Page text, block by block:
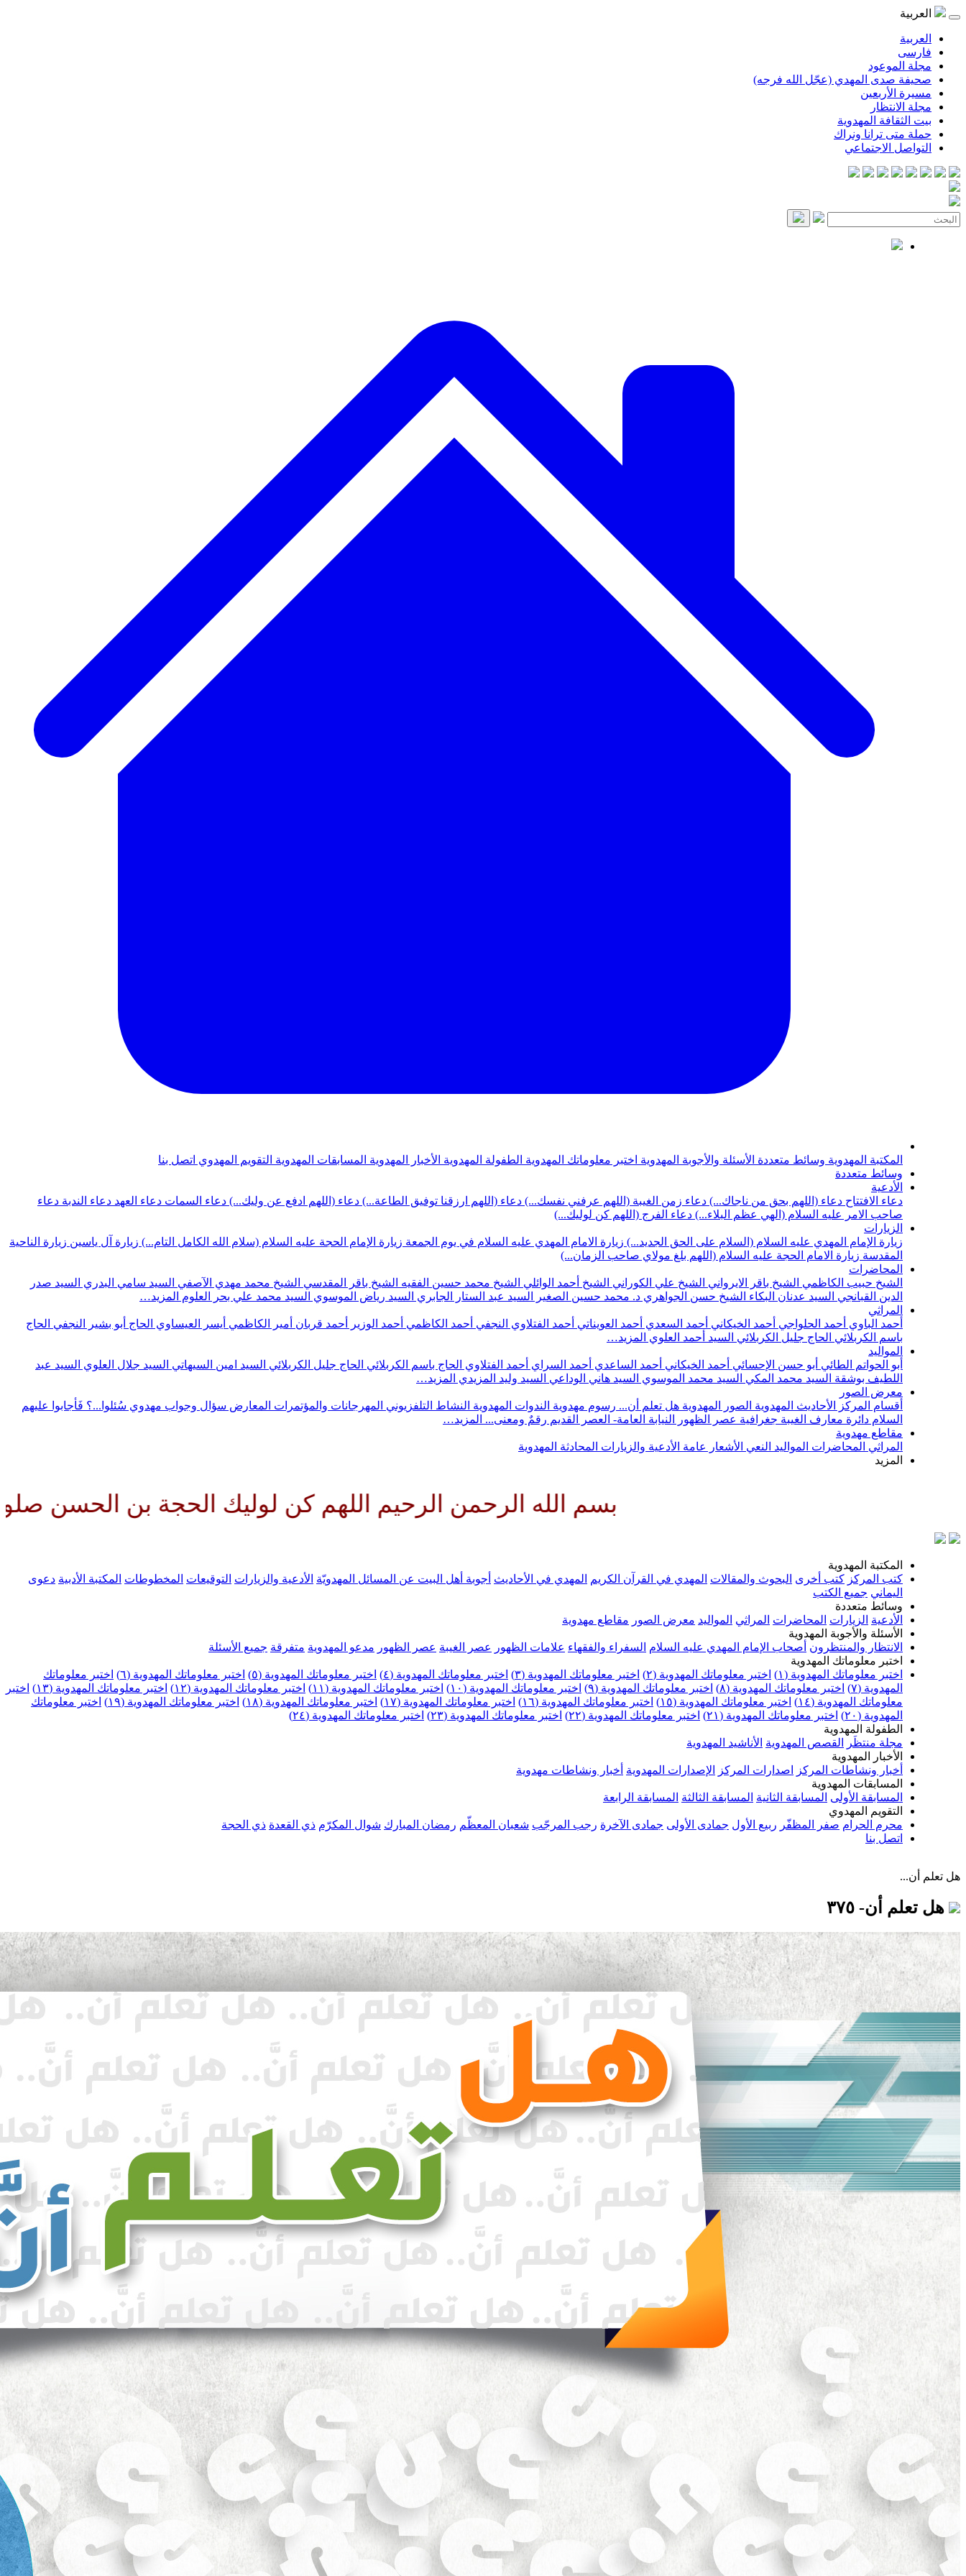
العربية
العربية
فارسی
مجلة الموعود
صحيفة صدى المهدي (عجّل الله فرجه)
مسيرة الأربعين
مجلة الانتظار
بيت الثقافة المهدوية
حملة متى ترانا ونراك
التواصل الاجتماعي
المكتبة المهدوية وسائط متعددة الأسئلة والأجوبة المهدوية اختبر معلوماتك المهدوية الطفولة المهدوية الأخبار المهدوية المسابقات المهدوية التقويم المهدوي اتصل بنا
وسائط متعددة
الأدعية
دعاء الافتتاح دعاء (اللهم بحق من ناجاك...) دعاء زمن الغيبة (اللهم عرفني نفسك...) دعاء (اللهم ارزقنا توفيق الطاعة...) دعاء (اللهم ادفع عن وليك...) دعاء السمات دعاء العهد دعاء الندبة دعاء
صاحب الامر عليه السلام (الهي عظم البلاء...) دعاء الفرج (اللهم كن لوليك...)
الزيارات
زيارة الإمام المهدي عليه السلام (السلام على الحق الجديد...) زيارة الامام المهدي عليه السلام في يوم الجمعة زيارة الإمام الحجة عليه السلام (سلام الله الكامل التام...) زيارة آل ياسين زيارة الناحية
المقدسة زيارة الامام الحجة عليه السلام (اللهم بلغ مولاي صاحب الزمان...)
المحاضرات
الشيخ حبيب الكاظمي الشيخ باقر الايرواني الشيخ علي الكوراني الشيخ أحمد الوائلي الشيخ محمد حسين الفقيه الشيخ باقر المقدسي الشيخ محمد مهدي الآصفي السيد سامي البدري السيد صدر
الدين القبانجي السيد عدنان البكاء الشيخ حسن الجواهري د. محمد حسين الصغير السيد عبد الستار الجابري السيد رياض الموسوي السيد محمد علي بحر العلوم المزيد…
المراثي
أحمد الباوي أحمد الحلواجي أحمد الخيكاني أحمد السعدي أحمد العويناتي أحمد الفتلاوي النجفي أحمد الكاظمي أحمد الوزير أحمد قربان أمير الكاظمي أيسر العيساوي الحاج أبو بشير النجفي الحاج
باسم الكربلائي الحاج جليل الكربلائي السيد أحمد العلوي المزيد…
المواليد
أبو الحواتم الطائي أبو حسن الإحسائي أحمد الخيكاني أحمد الساعدي أحمد السراي أحمد الفتلاوي الحاج باسم الكربلائي الحاج جليل الكربلائي السيد امين السيهاتي السيد جلال العلوي السيد عبد
اللطيف بوشقة السيد محمد المكي السيد محمد الموسوي السيد هاني الوداعي السيد وليد المزيدي المزيد…
معرض الصور
أقسام المركز
الأحاديث المهدوية الصور المهدوية هل تعلم أن... رسوم مهدوية الندوات المهدوية النشاط التلفزيوني المهرجانات والمؤتمرات المعارض سؤال وجواب مهدوي سُئلوا...؟ فَأجابوا عليهم
السلام دائرة معارف الغيبة جغرافية عصر الظهور النيابة العامة- العصر القديم رقمٌ ومعنى... المزيد…
مقاطع مهدوية
المراثي المحاضرات المواليد النعي الأشعار عامة الأدعية والزيارات المحادثة المهدوية
المزيد
بسم الله الرحمن الرحيم اللهم كن لوليك الحجة بن الحسن صلواتك عليه
المكتبة المهدوية
كتب المركز كتب أخرى البحوث والمقالات المهدي في القرآن الكريم المهدي في الأحاديث أجوبة أهل البيت عن المسائل المهدويّة الأدعية والزيارات التوقيعات المخطوطات المكتبة الأدبية دعوى
اليماني جميع الكتب
وسائط متعددة
الأدعية الزيارات المحاضرات المراثي المواليد معرض الصور مقاطع مهدوية
الأسئلة والأجوبة المهدوية
الانتظار والمنتظرون أصحاب الإمام المهدي عليه السلام السفراء والفقهاء علامات الظهور عصر الغيبة عصر الظهور مدعو المهدوية متفرقة جميع الأسئلة
اختبر معلوماتك المهدوية
اختبر معلوماتك المهدوية (١)
اختبر معلوماتك المهدوية (٢) اختبر معلوماتك المهدوية (٣) اختبر معلوماتك المهدوية (٤) اختبر معلوماتك المهدوية (٥) اختبر معلوماتك المهدوية (٦)
اختبر معلوماتك
المهدوية (٧)
اختبر معلوماتك المهدوية (٨) اختبر معلوماتك المهدوية (٩) اختبر معلوماتك المهدوية (١٠) اختبر معلوماتك المهدوية (١١) اختبر معلوماتك المهدوية (١٢) اختبر معلوماتك المهدوية (١٣)
اختبر
معلوماتك المهدوية (١٤)
اختبر معلوماتك المهدوية (١٥) اختبر معلوماتك المهدوية (١٦) اختبر معلوماتك المهدوية (١٧) اختبر معلوماتك المهدوية (١٨) اختبر معلوماتك المهدوية (١٩)
اختبر معلوماتك
المهدوية (٢٠)
اختبر معلوماتك المهدوية (٢١) اختبر معلوماتك المهدوية (٢٢) اختبر معلوماتك المهدوية (٢٣)
اختبر معلوماتك المهدوية (٢٤)
الطفولة المهدوية
مجلة منتظَر
القصص المهدوية الأناشيد المهدوية
الأخبار المهدوية
أخبار ونشاطات المركز
اصدارات المركز الإصدارات المهدوية أخبار ونشاطات مهدوية
المسابقات المهدوية
المسابقة الأولى المسابقة الثانية المسابقة الثالثة المسابقة الرابعة
التقويم المهدوي
محرم الحرام صفر المظفّر ربيع الأول جمادى الأولى جمادى الآخرة رجب المرجّب شعبان المعظّم رمضان المبارك شوال المكرّم ذي القعدة ذي الحجة
اتصل بنا
هل تعلم أن...
هل تعلم أن- ٣٧٥